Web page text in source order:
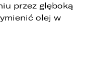
przez głęboką
olej w
do uzyskania
przepisów